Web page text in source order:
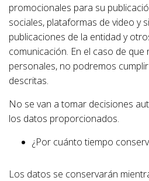
promocionales para su
sociales, plataformas de video y
publicaciones de la entidad y
comunicación. En el caso de
personales, no podremos
descritas.
No se van a tomar decisiones
los datos proporcionados.
¿Por cuánto tiempo
Los datos se conservarán